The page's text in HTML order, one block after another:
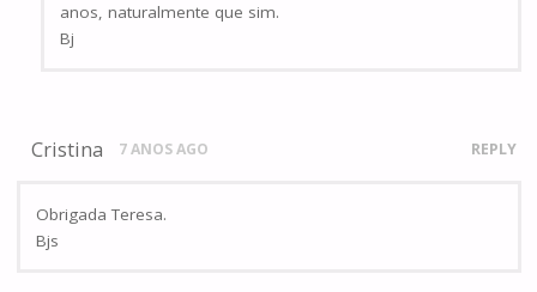
anos, naturalmente que sim.
Bj
Cristina 7 ANOS AGO REPLY
Obrigada Teresa.
Bjs